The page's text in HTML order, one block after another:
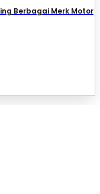
Berbagai Merk Motor